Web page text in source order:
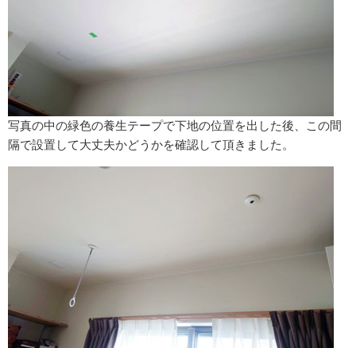
写真の中の緑色の養生テープで下地の位置を出した後、この間
隔で設置して大丈夫かどうかを確認して頂きました。